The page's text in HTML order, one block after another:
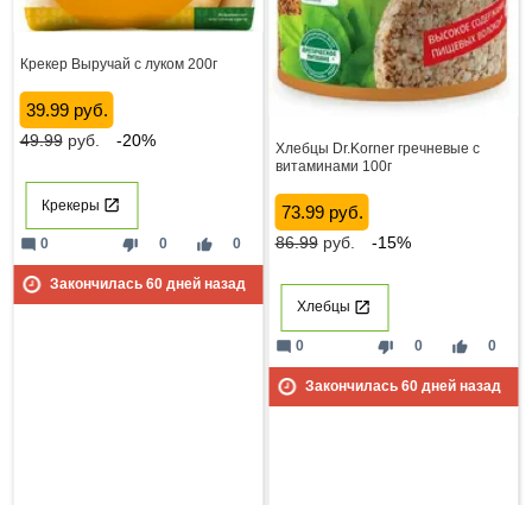
Крекер Выручай с луком 200г
39.99 руб.
49.99руб. -20%
Крекеры
thumb_down 0 thumb_up 0
mode_comment 0
Закончилась 60дней назад
Хлебцы Dr.Korner гречневые с
витаминами 100г
73.99 руб.
86.99руб. -15%
Хлебцы
thumb_down 0 thumb_up 0
mode_comment 0
Закончилась 60дней назад